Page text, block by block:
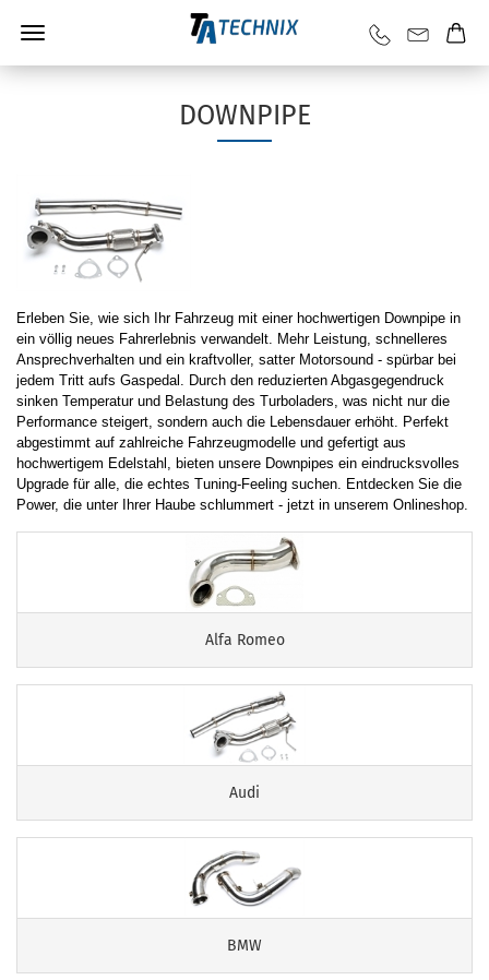
DOWNPIPE
Erleben Sie, wie sich Ihr Fahrzeug mit einer hochwertigen Downpipe in
ein völlig neues Fahrerlebnis verwandelt. Mehr Leistung, schnelleres
Ansprechverhalten und ein kraftvoller, satter Motorsound - spürbar bei
jedem Tritt aufs Gaspedal. Durch den reduzierten Abgasgegendruck
sinken Temperatur und Belastung des Turboladers, was nicht nur die
Performance steigert, sondern auch die Lebensdauer erhöht. Perfekt
abgestimmt auf zahlreiche Fahrzeugmodelle und gefertigt aus
hochwertigem Edelstahl, bieten unsere Downpipes ein eindrucksvolles
Upgrade für alle, die echtes Tuning-Feeling suchen. Entdecken Sie die
Power, die unter Ihrer Haube schlummert - jetzt in unserem Onlineshop.
Alfa Romeo
Audi
BMW